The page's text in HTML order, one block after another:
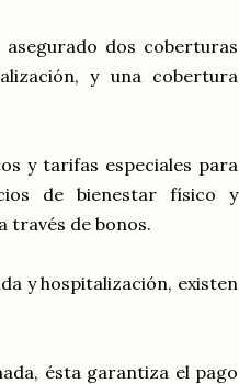
dos coberturas
y una cobertura
y tarifas especiales para
de bienestar físico y
través de bonos.
y hospitalización, existen
ésta garantiza el pago